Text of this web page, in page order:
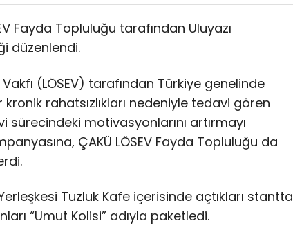
Fayda Topluluğu tarafından Uluyazı
düzenlendi.
(LÖSEV) tarafından Türkiye genelinde
rahatsızlıkları nedeniyle tedavi gören
motivasyonlarını artırmayı
ÇAKÜ LÖSEV Fayda Topluluğu da
Tuzluk Kafe içerisinde açtıkları stantta
“Umut Kolisi” adıyla paketledi.